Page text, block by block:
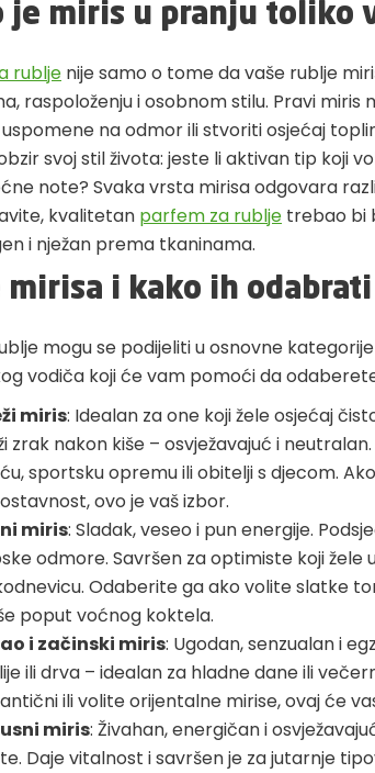
je miris u pranju toliko
rublje nije samo o tome da vaše rublje
raspoloženju i osobnom stilu. Pravi miris
na odmor ili stvoriti osjećaj
svoj stil života: jeste li aktivan tip koji
note? Svaka vrsta mirisa odgovara
kvalitetan parfem za rublje trebao bi
i nježan prema tkaninama.
mirisa i kako ih odabrati
mogu se podijeliti u osnovne
vodiča koji će vam pomoći da
miris: Idealan za one koji žele osjećaj
zrak nakon kiše – osvježavajuć i
sportsku opremu ili obitelji s djecom.
ovo je vaš izbor.
miris: Sladak, veseo i pun energije.
odmore. Savršen za optimiste koji žele
Odaberite ga ako volite slatke
poput voćnog koktela.
i začinski miris: Ugodan, senzualan i
ili drva – idealan za hladne dane ili
ili volite orijentalne mirise, ovaj će
miris: Živahan, energičan i
Daje vitalnost i savršen je za jutarnje